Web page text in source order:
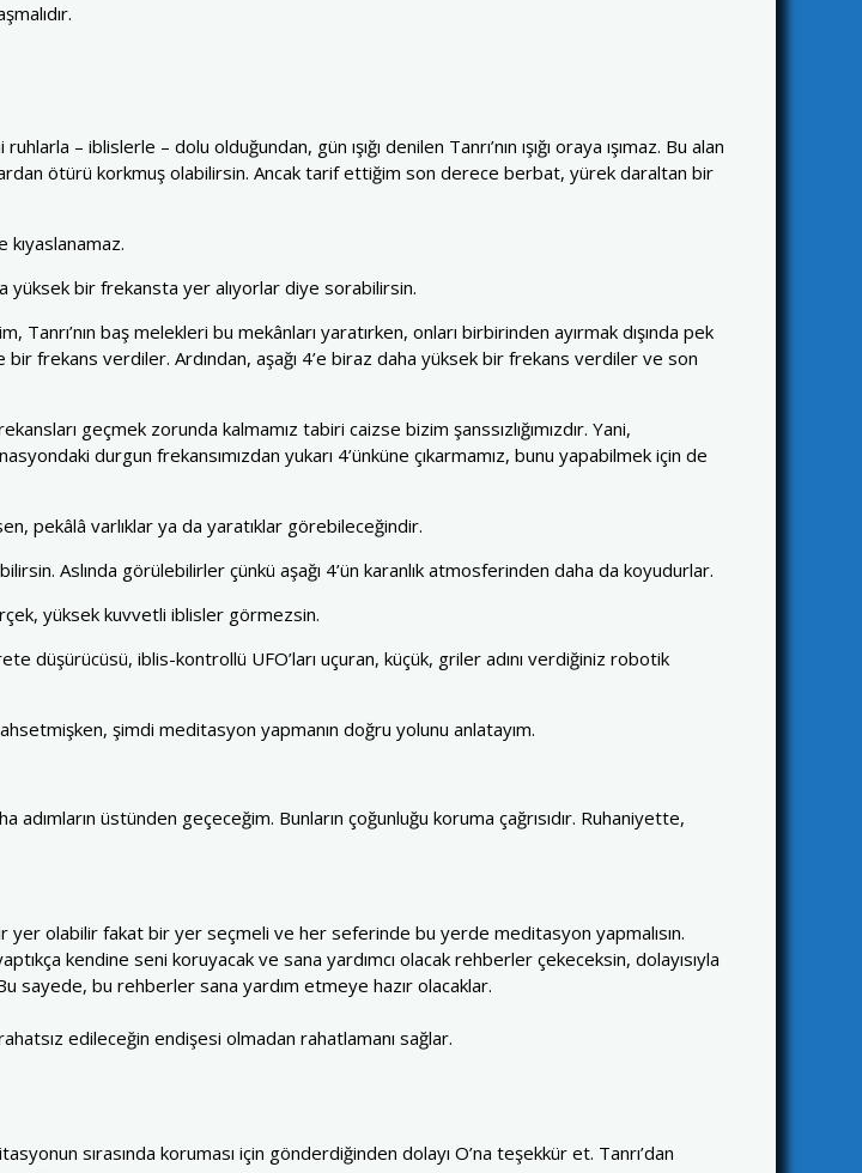
– iblislerle – dolu olduğundan, gün ışığı denilen Tanrı’nın ışığı oraya ışımaz. Bu alan
ötürü korkmuş olabilirsin. Ancak tarif ettiğim son derece berbat, yürek daraltan bir
kıyaslanamaz.
yüksek bir frekansta yer alıyorlar diye sorabilirsin.
baş melekleri bu mekânları yaratırken, onları birbirinden ayırmak dışında pek
frekans verdiler. Ardından, aşağı 4’e biraz daha yüksek bir frekans verdiler ve son
geçmek zorunda kalmamız tabiri caizse bizim şanssızlığımızdır. Yani,
durgun frekansımızdan yukarı 4’ünküne çıkarmamız, bunu yapabilmek için de
pekâlâ varlıklar ya da yaratıklar görebileceğindir.
Aslında görülebilirler çünkü aşağı 4’ün karanlık atmosferinden daha da koyudurlar.
yüksek kuvvetli iblisler görmezsin.
düşürücüsü, iblis-kontrollü UFO’ları uçuran, küçük, griler adını verdiğiniz robotik
şimdi meditasyon yapmanın doğru yolunu anlatayım.
üstünden geçeceğim. Bunların çoğunluğu koruma çağrısıdır. Ruhaniyette,
yer olabilir fakat bir yer seçmeli ve her seferinde bu yerde meditasyon yapmalısın.
kendine seni koruyacak ve sana yardımcı olacak rehberler çekeceksin, dolayısıyla
sayede, bu rehberler sana yardım etmeye hazır olacaklar.
edileceğin endişesi olmadan rahatlamanı sağlar.
sırasında koruması için gönderdiğinden dolayı O’na teşekkür et. Tanrı’dan